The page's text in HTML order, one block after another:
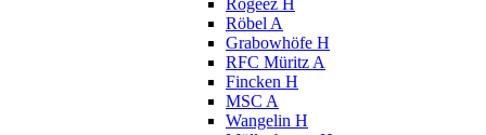
Rogeez H
Röbel A
Grabowhöfe H
RFC Müritz A
Fincken H
MSC A
Wangelin H